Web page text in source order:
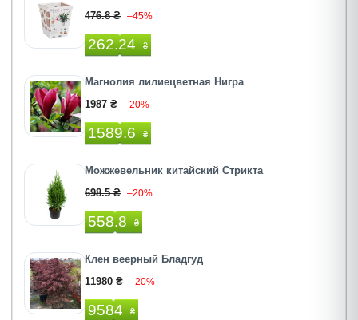
476.8 ₴ –45%
262.24 ₴
Магнолия лилиецветная Нигра
1987 ₴ –20%
1589.6 ₴
Можжевельник китайский Стрикта
698.5 ₴ –20%
558.8 ₴
Клен веерный Бладгуд
11980 ₴ –20%
9584 ₴